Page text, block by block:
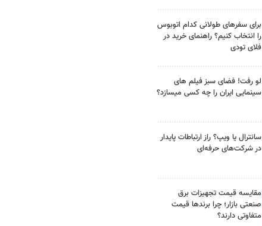
برای سفرهای طولانی کدام اتوبوس
را انتخاب کنیم؟ راهنمای خرید در
فلای تودی
لو رفت! فضای سبز فیلم های
سینمایی ایران را چه کسی میسازد؟
سانترال یا ویپ؟ راز ارتباطات پایدار
در شرکت‌های حرفه‌ای
مقایسه قیمت تجهیزات برق
صنعتی بازار؛ چرا برندها قیمت
متفاوتی دارند؟